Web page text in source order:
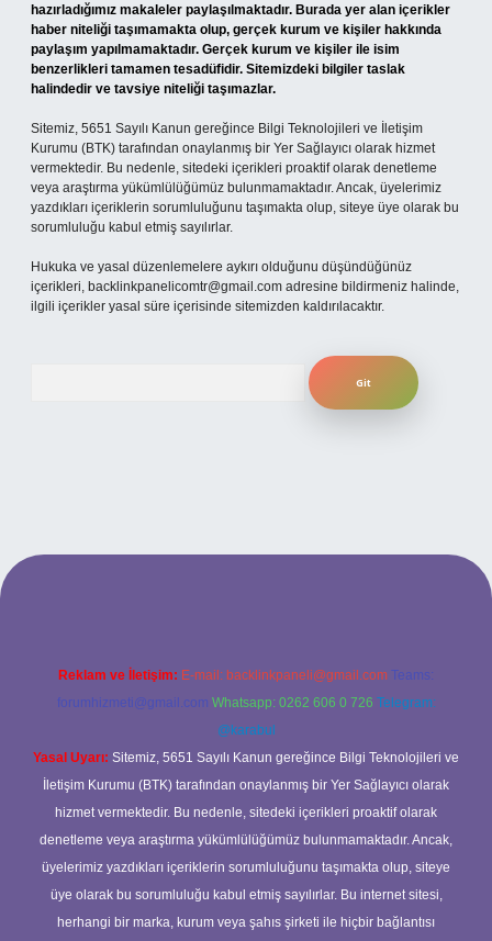
hazırladığımız makaleler paylaşılmaktadır. Burada yer alan içerikler
haber niteliği taşımamakta olup, gerçek kurum ve kişiler hakkında
paylaşım yapılmamaktadır. Gerçek kurum ve kişiler ile isim
benzerlikleri tamamen tesadüfidir. Sitemizdeki bilgiler taslak
halindedir ve tavsiye niteliği taşımazlar.
Sitemiz, 5651 Sayılı Kanun gereğince Bilgi Teknolojileri ve İletişim
Kurumu (BTK) tarafından onaylanmış bir Yer Sağlayıcı olarak hizmet
vermektedir. Bu nedenle, sitedeki içerikleri proaktif olarak denetleme
veya araştırma yükümlülüğümüz bulunmamaktadır. Ancak, üyelerimiz
yazdıkları içeriklerin sorumluluğunu taşımakta olup, siteye üye olarak bu
sorumluluğu kabul etmiş sayılırlar.
Hukuka ve yasal düzenlemelere aykırı olduğunu düşündüğünüz
içerikleri, backlinkpanelicomtr@gmail.com adresine bildirmeniz halinde,
ilgili içerikler yasal süre içerisinde sitemizden kaldırılacaktır.
Reklam ve İletişim: E-mail: backlinkpaneli@gmail.com Teams:
forumhizmeti@gmail.com Whatsapp: 0262 606 0 726 Telegram:
@karabul
Yasal Uyarı: Sitemiz, 5651 Sayılı Kanun gereğince Bilgi Teknolojileri ve
İletişim Kurumu (BTK) tarafından onaylanmış bir Yer Sağlayıcı olarak
hizmet vermektedir. Bu nedenle, sitedeki içerikleri proaktif olarak
denetleme veya araştırma yükümlülüğümüz bulunmamaktadır. Ancak,
üyelerimiz yazdıkları içeriklerin sorumluluğunu taşımakta olup, siteye
üye olarak bu sorumluluğu kabul etmiş sayılırlar. Bu internet sitesi,
herhangi bir marka, kurum veya şahıs şirketi ile hiçbir bağlantısı